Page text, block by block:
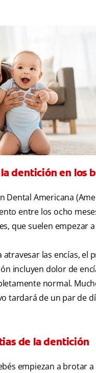
dentición en los
Dental Americana
entre los ocho
que suelen empezar
atravesar las encías,
incluyen dolor de
normal.
tardará de un par de
de la dentición
empiezan a brotar